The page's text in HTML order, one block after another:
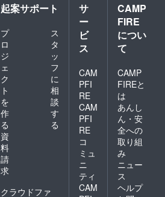
起案サポート
プ
ロ
ジ
ェ
ク
ト
を
作
る
ス
タ
ッ
フ
に
相
談
す
る
資
料
請
求
クラウドファ
サ
ー
ビ
ス
CAM
PFI
RE
CAM
PFI
RE
コ
ミュ
ニ
ティ
CAM
CAMP
FIRE
につい
て
CAMP
FIREと
は
あんし
ん・安
全への
取り組
み
ニュー
ス
ヘルプ